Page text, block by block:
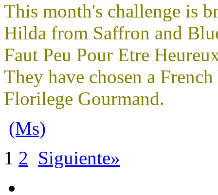
This month's challenge is
Hilda from Saffron and
Faut Peu Pour Etre
They have chosen a
Florilege Gourmand.
(Ms)
1 2 Siguiente»